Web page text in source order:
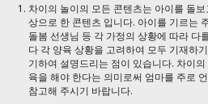
차이의 놀이의 모든 콘텐츠는 아이를 돌
상으로 한 콘텐츠 입니다. 아이를 기르는
돌봄 선생님 등 각 가정의 상황에 따라 다
다 각 양육 상황을 고려하여 모두 기재하
기하여 설명드리는 점이 있습니다. 차이
육을 해야 한다는 의미로써 엄마를 주로
참고해 주시기 바랍니다.